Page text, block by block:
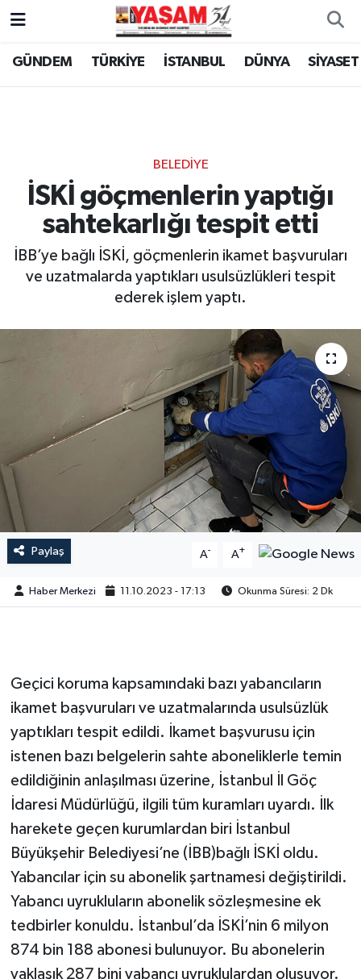
GÜNDEM TÜRKİYE İSTANBUL DÜNYA SİYASET
BELEDİYE
İSKİ göçmenlerin yaptığı
sahtekarlığı tespit etti
İBB’ye bağlı İSKİ, göçmenlerin ikamet başvuruları
ve uzatmalarda yaptıkları usulsüzlükleri tespit
ederek işlem yaptı.
Paylaş A- A+
Haber Merkezi 11.10.2023 - 17:13 Okunma Süresi: 2 Dk
Geçici koruma kapsamındaki bazı yabancıların
ikamet başvuruları ve uzatmalarında usulsüzlük
yaptıkları tespit edildi. İkamet başvurusu için
istenen bazı belgelerin sahte aboneliklerle temin
edildiğinin anlaşılması üzerine, İstanbul İl Göç
İdaresi Müdürlüğü, ilgili tüm kuramları uyardı. İlk
harekete geçen kurumlardan biri İstanbul
Büyükşehir Belediyesi’ne (İBB)bağlı İSKİ oldu.
Yabancılar için su abonelik şartnamesi değiştirildi.
Yabancı uyrukluların abonelik sözleşmesine ek
tedbirler konuldu. İstanbul’da İSKİ’nin 6 milyon
874 bin 188 abonesi bulunuyor. Bu abonelerin
yaklaşık 287 bini yabancı uyruklulardan oluşuyor.